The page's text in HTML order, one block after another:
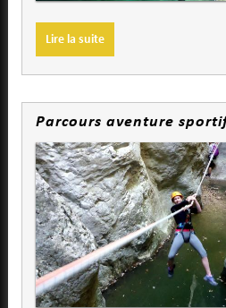
Lire la suite
Parcours aventure